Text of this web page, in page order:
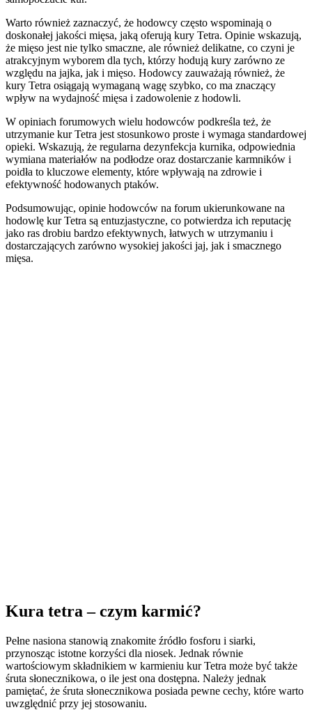
Warto również zaznaczyć, że hodowcy często wspominają o
doskonałej jakości mięsa, jaką oferują kury Tetra. Opinie wskazują,
że mięso jest nie tylko smaczne, ale również delikatne, co czyni je
atrakcyjnym wyborem dla tych, którzy hodują kury zarówno ze
względu na jajka, jak i mięso. Hodowcy zauważają również, że
kury Tetra osiągają wymaganą wagę szybko, co ma znaczący
wpływ na wydajność mięsa i zadowolenie z hodowli.
W opiniach forumowych wielu hodowców podkreśla też, że
utrzymanie kur Tetra jest stosunkowo proste i wymaga standardowej
opieki. Wskazują, że regularna dezynfekcja kurnika, odpowiednia
wymiana materiałów na podłodze oraz dostarczanie karmników i
poidła to kluczowe elementy, które wpływają na zdrowie i
efektywność hodowanych ptaków.
Podsumowując, opinie hodowców na forum ukierunkowane na
hodowlę kur Tetra są entuzjastyczne, co potwierdza ich reputację
jako ras drobiu bardzo efektywnych, łatwych w utrzymaniu i
dostarczających zarówno wysokiej jakości jaj, jak i smacznego
mięsa.
Kura tetra – czym karmić?
Pełne nasiona stanowią znakomite źródło fosforu i siarki,
przynosząc istotne korzyści dla niosek. Jednak równie
wartościowym składnikiem w karmieniu kur Tetra może być także
śruta słonecznikowa, o ile jest ona dostępna. Należy jednak
pamiętać, że śruta słonecznikowa posiada pewne cechy, które warto
uwzględnić przy jej stosowaniu.